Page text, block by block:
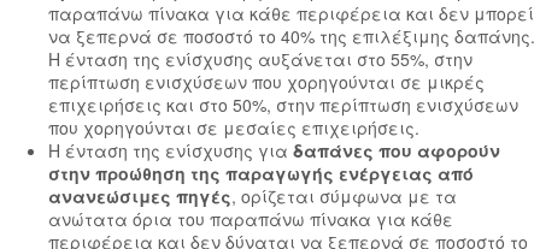
παραπάνω πίνακα για κάθε περιφέρεια και δεν μπορεί
να ξεπερνά σε ποσοστό το 40% της επιλέξιμης δαπάνης.
Η ένταση της ενίσχυσης αυξάνεται στο 55%, στην
περίπτωση ενισχύσεων που χορηγούνται σε μικρές
επιχειρήσεις και στο 50%, στην περίπτωση ενισχύσεων
που χορηγούνται σε μεσαίες επιχειρήσεις.
Η ένταση της ενίσχυσης για δαπάνες που αφορούν
στην προώθηση της παραγωγής ενέργειας από
ανανεώσιμες πηγές, ορίζεται σύμφωνα με τα
ανώτατα όρια του παραπάνω πίνακα για κάθε
περιφέρεια και δεν δύναται να ξεπερνά σε ποσοστό το